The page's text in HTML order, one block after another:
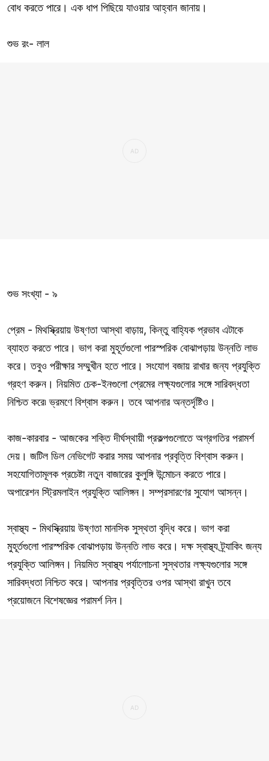
বোধ করতে পারে। এক ধাপ পিছিয়ে যাওয়ার আহ্বান জানায়।
শুভ রং- লাল
শুভ সংখ্যা - ৯
প্রেম - মিথস্ক্রিয়ায় উষ্ণতা আস্থা বাড়ায়, কিন্তু বাহ্যিক প্রভাব এটাকে
ব্যাহত করতে পারে। ভাগ করা মুহূর্তগুলো পারস্পরিক বোঝাপড়ায় উন্নতি লাভ
করে। তবুও পরীক্ষার সম্মুখীন হতে পারে। সংযোগ বজায় রাখার জন্য প্রযুক্তি
গ্রহণ করুন। নিয়মিত চেক-ইনগুলো প্রেমের লক্ষ্যগুলোর সঙ্গে সারিবদ্ধতা
নিশ্চিত করে৷ ভ্রমণে বিশ্বাস করুন। তবে আপনার অন্তর্দৃষ্টিও।
কাজ-কারবার - আজকের শক্তি দীর্ঘস্থায়ী প্রকল্পগুলোতে অগ্রগতির পরামর্শ
দেয়। জটিল ডিল নেভিগেট করার সময় আপনার প্রবৃত্তি বিশ্বাস করুন।
সহযোগিতামূলক প্রচেষ্টা নতুন বাজারের কুলুঙ্গি উন্মোচন করতে পারে।
অপারেশন স্ট্রিমলাইন প্রযুক্তি আলিঙ্গন। সম্প্রসারণের সুযোগ আসন্ন।
স্বাস্থ্য - মিথস্ক্রিয়ায় উষ্ণতা মানসিক সুস্থতা বৃদ্ধি করে। ভাগ করা
মুহূর্তগুলো পারস্পরিক বোঝাপড়ায় উন্নতি লাভ করে। দক্ষ স্বাস্থ্য ট্র্যাকিং জন্য
প্রযুক্তি আলিঙ্গন। নিয়মিত স্বাস্থ্য পর্যালোচনা সুস্থতার লক্ষ্যগুলোর সঙ্গে
সারিবদ্ধতা নিশ্চিত করে। আপনার প্রবৃত্তির ওপর আস্থা রাখুন তবে
প্রয়োজনে বিশেষজ্ঞের পরামর্শ নিন।